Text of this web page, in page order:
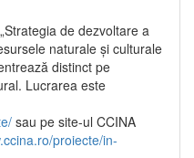
de dezvoltare a
naturale și culturale
distinct pe
Lucrarea este
sau pe site-ul CCINA
proiecte/in-